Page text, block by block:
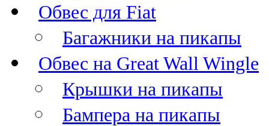
Обвес для Fiat
Багажники на пикапы
Обвес на Great Wall Wingle
Крышки на пикапы
Бампера на пикапы